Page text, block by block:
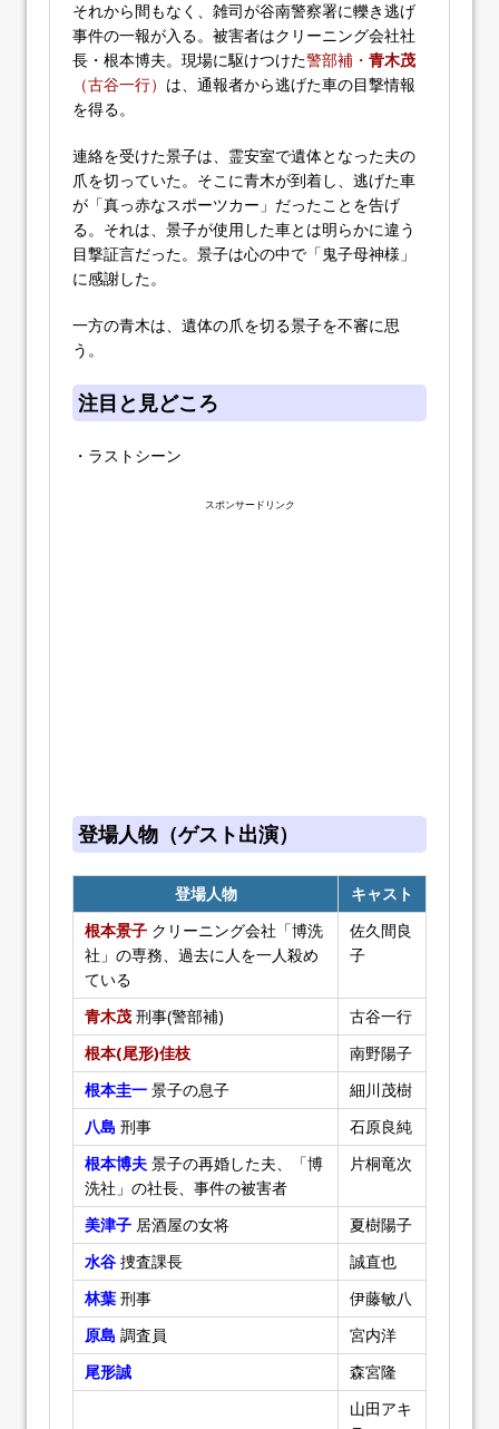
それから間もなく、雑司が谷南警察署に轢き逃げ
事件の一報が入る。被害者はクリーニング会社社
長・根本博夫。現場に駆けつけた警部補・ 青木茂
（古谷一行） は、通報者から逃げた車の目撃情報
を得る。
連絡を受けた景子は、霊安室で遺体となった夫の
爪を切っていた。そこに青木が到着し、逃げた車
が「真っ赤なスポーツカー」だったことを告げ
る。それは、景子が使用した車とは明らかに違う
目撃証言だった。景子は心の中で「鬼子母神様」
に感謝した。
一方の青木は、遺体の爪を切る景子を不審に思
う。
注目と見どころ
・ラストシーン
スポンサードリンク
登場人物（ゲスト出演）
登場人物
キャスト
根本景子 クリーニング会社「博洗
社」の専務、過去に人を一人殺め
ている
佐久間良
子
青木茂 刑事(警部補)
古谷一行
根本(尾形)佳枝
南野陽子
根本圭一 景子の息子
細川茂樹
八島 刑事
石原良純
根本博夫 景子の再婚した夫、「博
洗社」の社長、事件の被害者
片桐竜次
美津子 居酒屋の女将
夏樹陽子
水谷 捜査課長
誠直也
林葉 刑事
伊藤敏八
原島 調査員
宮内洋
尾形誠
森宮隆
山田アキ